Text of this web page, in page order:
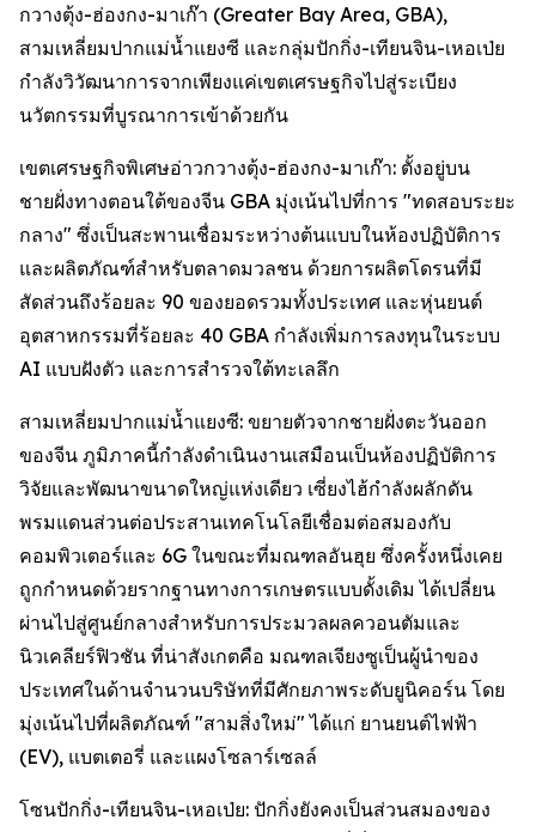
กวางตุ้ง-ฮ่องกง-มาเก๊า (Greater Bay Area, GBA),
สามเหลี่ยมปากแม่น้ำแยงซี และกลุ่มปักกิ่ง-เทียนจิน-เหอเป่ย
กำลังวิวัฒนาการจากเพียงแค่เขตเศรษฐกิจไปสู่ระเบียง
นวัตกรรมที่บูรณาการเข้าด้วยกัน
เขตเศรษฐกิจพิเศษอ่าวกวางตุ้ง-ฮ่องกง-มาเก๊า: ตั้งอยู่บน
ชายฝั่งทางตอนใต้ของจีน GBA มุ่งเน้นไปที่การ "ทดสอบระยะ
กลาง" ซึ่งเป็นสะพานเชื่อมระหว่างต้นแบบในห้องปฏิบัติการ
และผลิตภัณฑ์สำหรับตลาดมวลชน ด้วยการผลิตโดรนที่มี
สัดส่วนถึงร้อยละ 90 ของยอดรวมทั้งประเทศ และหุ่นยนต์
อุตสาหกรรมที่ร้อยละ 40 GBA กำลังเพิ่มการลงทุนในระบบ
AI แบบฝังตัว และการสำรวจใต้ทะเลลึก
สามเหลี่ยมปากแม่น้ำแยงซี: ขยายตัวจากชายฝั่งตะวันออก
ของจีน ภูมิภาคนี้กำลังดำเนินงานเสมือนเป็นห้องปฏิบัติการ
วิจัยและพัฒนาขนาดใหญ่แห่งเดียว เซี่ยงไฮ้กำลังผลักดัน
พรมแดนส่วนต่อประสานเทคโนโลยีเชื่อมต่อสมองกับ
คอมพิวเตอร์และ 6G ในขณะที่มณฑลอันฮุย ซึ่งครั้งหนึ่งเคย
ถูกกำหนดด้วยรากฐานทางการเกษตรแบบดั้งเดิม ได้เปลี่ยน
ผ่านไปสู่ศูนย์กลางสำหรับการประมวลผลควอนตัมและ
นิวเคลียร์ฟิวชัน ที่น่าสังเกตคือ มณฑลเจียงซูเป็นผู้นำของ
ประเทศในด้านจำนวนบริษัทที่มีศักยภาพระดับยูนิคอร์น โดย
มุ่งเน้นไปที่ผลิตภัณฑ์ "สามสิ่งใหม่" ได้แก่ ยานยนต์ไฟฟ้า
(EV), แบตเตอรี่ และแผงโซลาร์เซลล์
โซนปักกิ่ง-เทียนจิน-เหอเป่ย: ปักกิ่งยังคงเป็นส่วนสมองของ